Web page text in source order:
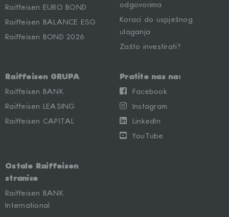
Raiffeisen EURO BOND
Raiffeisen BALANCE ESG
Raiffeisen BOND 2026
odgovorima
Koraci do uspješnog
ulaganja
Zašto investirati?
Raiffeisen GRUPA
Raiffeisen BANK
Raiffeisen LEASING
Raiffeisen CAPITAL
Pratite nas na:
Facebook
Instagram
LinkedIn
YouTube
Ostale Raiffeisen
stranice
Raiffeisen BANK
International